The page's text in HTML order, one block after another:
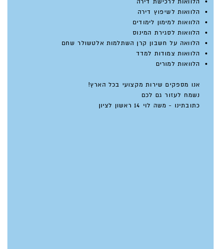
הלוואות לרכישת דירה
הלוואות לשיפוץ דירה
הלוואות למימון לימודים
הלוואות לסגירת המינוס
הלוואה על חשבון קרן השתלמות אלטשולר שחם
הלוואות צמודות למדד
הלוואות למורים
אנו מספקים שירות מקצועי בכל הארץ!
נשמח לעזור גם לכם
כתובתינו - משה לוי 14 ראשון לציון